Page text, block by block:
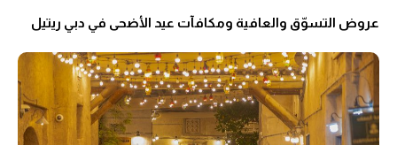
عروض التسوّق والعافية ومكافآت عيد الأضحى في دبي ريتيل